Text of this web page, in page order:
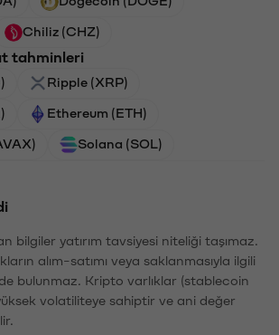
Chiliz (CHZ)
tahminleri
Ripple (XRP)
Ethereum (ETH)
Solana (SOL)
bilgiler yatırım tavsiyesi niteliği taşımaz.
alım-satımı veya saklanmasıyla ilgili
bulunmaz. Kripto varlıklar (stablecoin
volatiliteye sahiptir ve ani değer